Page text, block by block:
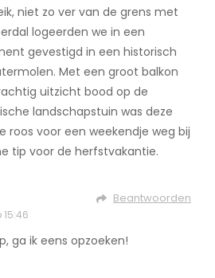
niet zo ver van de grens met
logeerden we in een
gevestigd in een historisch
Met een groot balkon
uitzicht bood op de
landschapstuin was deze
roos voor een weekendje weg bij
tip voor de herfstvakantie.
Beantwoorden
ga ik eens opzoeken!